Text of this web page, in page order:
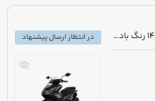
مزایده دولتی موتورسیکلت J200 مدل 1403 رنگ بادمجانی
در انتظار ارسال پیشنهاد